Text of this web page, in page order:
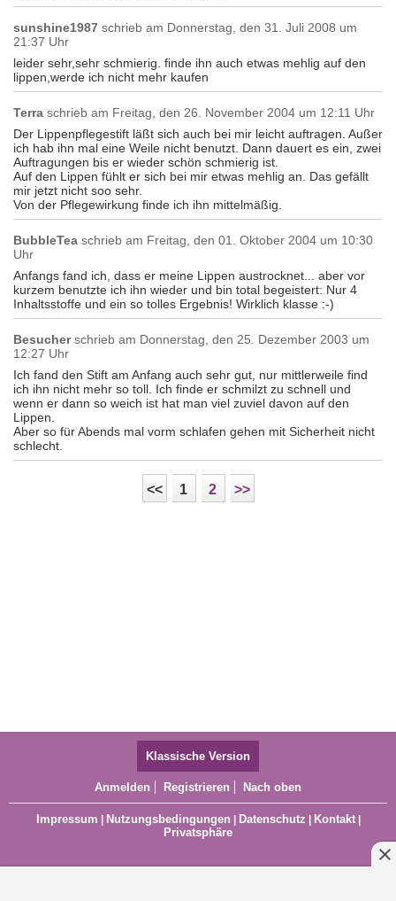
sunshine1987 schrieb am Donnerstag, den 31. Juli 2008 um
21:37 Uhr
leider sehr,sehr schmierig. finde ihn auch etwas mehlig auf den
lippen,werde ich nicht mehr kaufen
Terra schrieb am Freitag, den 26. November 2004 um 12:11 Uhr
Der Lippenpflegestift läßt sich auch bei mir leicht auftragen. Außer
ich hab ihn mal eine Weile nicht benutzt. Dann dauert es ein, zwei
Auftragungen bis er wieder schön schmierig ist.
Auf den Lippen fühlt er sich bei mir etwas mehlig an. Das gefällt
mir jetzt nicht soo sehr.
Von der Pflegewirkung finde ich ihn mittelmäßig.
BubbleTea schrieb am Freitag, den 01. Oktober 2004 um 10:30
Uhr
Anfangs fand ich, dass er meine Lippen austrocknet... aber vor
kurzem benutzte ich ihn wieder und bin total begeistert: Nur 4
Inhaltsstoffe und ein so tolles Ergebnis! Wirklich klasse :-)
Besucher schrieb am Donnerstag, den 25. Dezember 2003 um
12:27 Uhr
Ich fand den Stift am Anfang auch sehr gut, nur mittlerweile find
ich ihn nicht mehr so toll. Ich finde er schmilzt zu schnell und
wenn er dann so weich ist hat man viel zuviel davon auf den
Lippen.
Aber so für Abends mal vorm schlafen gehen mit Sicherheit nicht
schlecht.
<< 1 2 >>
Klassische Version
Anmelden Registrieren Nach oben
Impressum Nutzungsbedingungen Datenschutz Kontakt|
Privatsphäre